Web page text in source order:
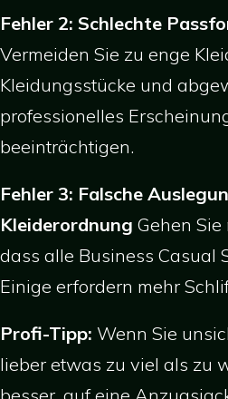
Fehler 2: Schlechte
Vermeiden Sie zu enge
Kleidungsstücke und
professionelles
beeinträchtigen.
Fehler 3: Falsche
Kleiderordnung Gehen
dass alle Business Casual
Einige erfordern mehr
Profi-Tipp: Wenn Sie
lieber etwas zu viel als zu